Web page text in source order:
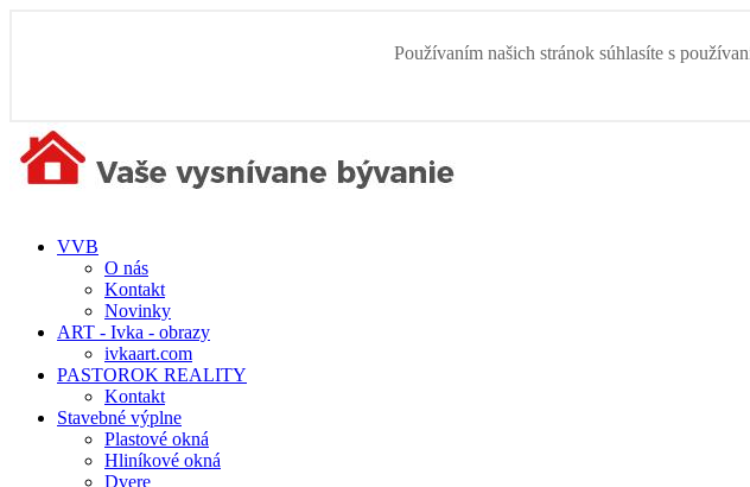
Používaním našich stránok súhlasíte s
VVB
O nás
Kontakt
Novinky
ART - Ivka - obrazy
ivkaart.com
PASTOROK REALITY
Kontakt
Stavebné výplne
Plastové okná
Hliníkové okná
Dvere